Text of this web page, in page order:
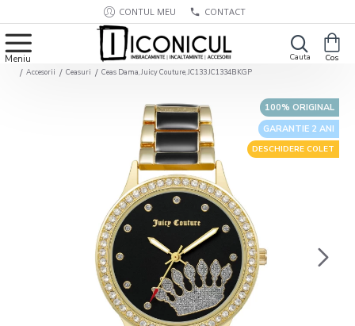
CONTUL MEU CONTACT
Accesorii Ceasuri Ceas Dama, Juicy Couture, JC133 JC1334BKGP
GARANTIE 2 ANI
100% ORIGINAL
DESCHIDERE COLET